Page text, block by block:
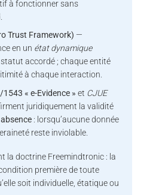
à fonctionner sans
Trust Framework) —
en un état dynamique
statut accordé ; chaque entité
à chaque interaction.
« e-Evidence » et CJUE
juridiquement la validité
: lorsqu’aucune donnée
reste inviolable.
la doctrine Freemindtronic : la
première de toute
soit individuelle, étatique ou